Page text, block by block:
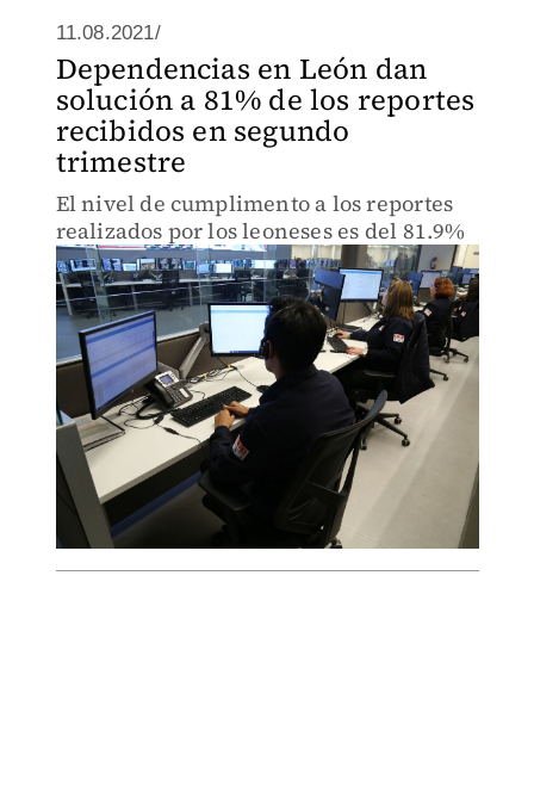
11.08.2021/
Dependencias en León dan
solución a 81% de los reportes
recibidos en segundo
trimestre
El nivel de cumplimento a los reportes
realizados por los leoneses es del 81.9%